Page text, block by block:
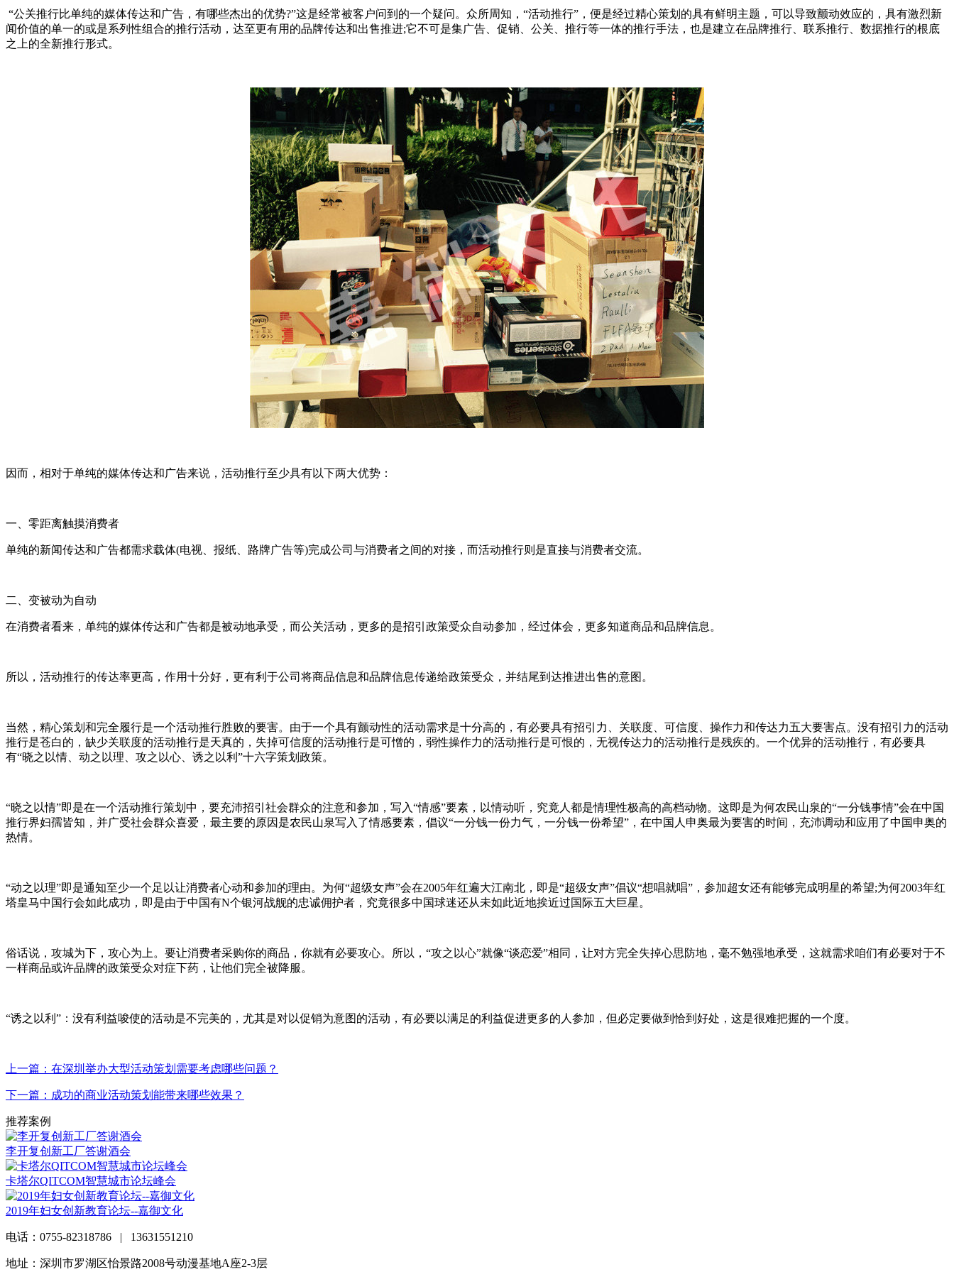
“公关推行比单纯的媒体传达和广告，有哪些杰出的优势?”这是经常被客户问到的一个疑问。众所周知，“活动推行”，便是经过精心策划的具有鲜明主题，可以导致颤动效应的，具有激烈新
闻价值的单一的或是系列性组合的推行活动，达至更有用的品牌传达和出售推进;它不可是集广告、促销、公关、推行等一体的推行手法，也是建立在品牌推行、联系推行、数据推行的根底
之上的全新推行形式。
因而，相对于单纯的媒体传达和广告来说，活动推行至少具有以下两大优势：
一、零距离触摸消费者
单纯的新闻传达和广告都需求载体(电视、报纸、路牌广告等)完成公司与消费者之间的对接，而活动推行则是直接与消费者交流。
二、变被动为自动
在消费者看来，单纯的媒体传达和广告都是被动地承受，而公关活动，更多的是招引政策受众自动参加，经过体会，更多知道商品和品牌信息。
所以，活动推行的传达率更高，作用十分好，更有利于公司将商品信息和品牌信息传递给政策受众，并结尾到达推进出售的意图。
当然，精心策划和完全履行是一个活动推行胜败的要害。由于一个具有颤动性的活动需求是十分高的，有必要具有招引力、关联度、可信度、操作力和传达力五大要害点。没有招引力的活动
推行是苍白的，缺少关联度的活动推行是天真的，失掉可信度的活动推行是可憎的，弱性操作力的活动推行是可恨的，无视传达力的活动推行是残疾的。一个优异的活动推行，有必要具
有“晓之以情、动之以理、攻之以心、诱之以利”十六字策划政策。
“晓之以情”即是在一个活动推行策划中，要充沛招引社会群众的注意和参加，写入“情感”要素，以情动听，究竟人都是情理性极高的高档动物。这即是为何农民山泉的“一分钱事情”会在中国
推行界妇孺皆知，并广受社会群众喜爱，最主要的原因是农民山泉写入了情感要素，倡议“一分钱一份力气，一分钱一份希望”，在中国人申奥最为要害的时间，充沛调动和应用了中国申奥的
热情。
“动之以理”即是通知至少一个足以让消费者心动和参加的理由。为何“超级女声”会在2005年红遍大江南北，即是“超级女声”倡议“想唱就唱”，参加超女还有能够完成明星的希望;为何2003年红
塔皇马中国行会如此成功，即是由于中国有N个银河战舰的忠诚佣护者，究竟很多中国球迷还从未如此近地挨近过国际五大巨星。
俗话说，攻城为下，攻心为上。要让消费者采购你的商品，你就有必要攻心。所以，“攻之以心”就像“谈恋爱”相同，让对方完全失掉心思防地，毫不勉强地承受，这就需求咱们有必要对于不
一样商品或许品牌的政策受众对症下药，让他们完全被降服。
“诱之以利”：没有利益唆使的活动是不完美的，尤其是对以促销为意图的活动，有必要以满足的利益促进更多的人参加，但必定要做到恰到好处，这是很难把握的一个度。
上一篇：在深圳举办大型活动策划需要考虑哪些问题？
下一篇：成功的商业活动策划能带来哪些效果？
推荐案例
李开复创新工厂答谢酒会
卡塔尔QITCOM智慧城市论坛峰会
2019年妇女创新教育论坛--嘉御文化
电话：0755-82318786 | 13631551210
地址：深圳市罗湖区怡景路2008号动漫基地A座2-3层